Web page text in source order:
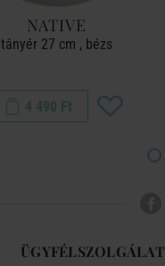
NATIVE
tányér 27 cm , bézs
4 490 Ft
ÜGYFÉLSZOLGÁLAT